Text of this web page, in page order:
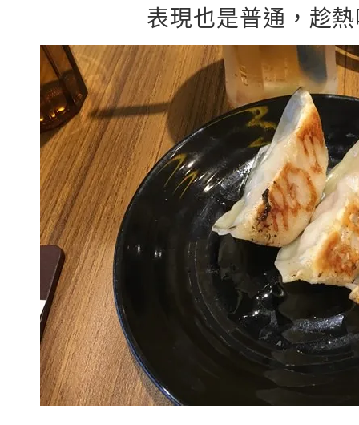
表現也是普通，趁